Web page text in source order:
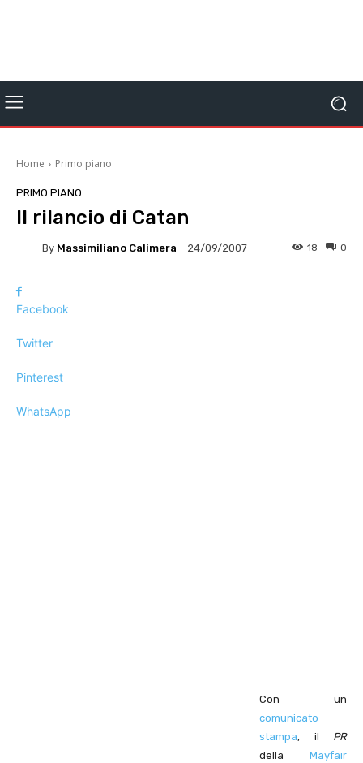
Home Primo piano
PRIMO PIANO
Il rilancio di Catan
By Massimiliano Calimera 24/09/2007 0
18
Facebook
Twitter
Pinterest
WhatsApp
Con un
comunicato
stampa, il PR
della Mayfair